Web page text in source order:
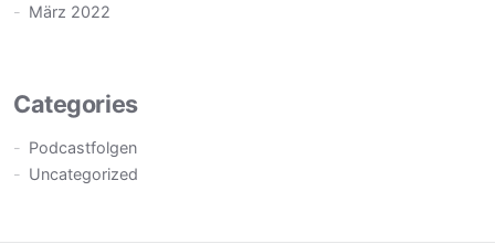
März 2022
Categories
Podcastfolgen
Uncategorized